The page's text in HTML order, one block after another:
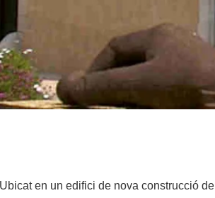
Ubicat en un edifici de nova construcció